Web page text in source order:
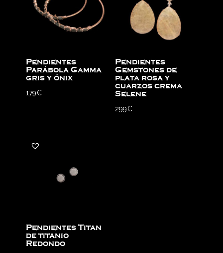
Pendientes
Parábola Gamma
gris y ónix
179€
Pendientes
Gemstones de
plata rosa y
cuarzos crema
Selene
299€
Pendientes Titan
de titanio
Redondo